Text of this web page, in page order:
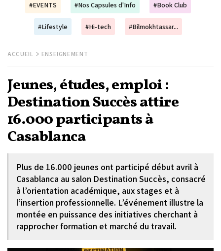
#EVENTS #Nos Capsules d'Info #Book Club
#Lifestyle #Hi-tech #Bilmokhtassar...
ACCUEIL ENSEIGNEMENT
Jeunes, études, emploi :
Destination Succès attire
16.000 participants à
Casablanca
Plus de 16.000 jeunes ont participé début avril à
Casablanca au salon Destination Succès, consacré
à l’orientation académique, aux stages et à
l’insertion professionnelle. L’événement illustre la
montée en puissance des initiatives cherchant à
rapprocher formation et marché du travail.